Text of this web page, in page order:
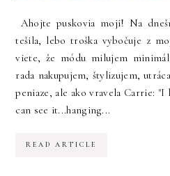
Ahojte puskovia moji! Na
tešila, lebo troška vybočuje z
viete, že módu milujem
rada nakupujem, štylizujem,
peniaze, ale ako vravela Carrie:
can see it...hanging...
READ ARTICLE